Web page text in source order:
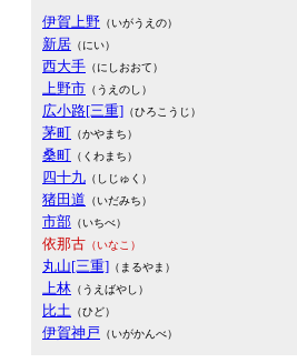
伊賀上野 （いがうえの）
新居 （にい）
西大手 （にしおおて）
上野市 （うえのし）
広小路[三重] （ひろこうじ）
茅町 （かやまち）
桑町 （くわまち）
四十九 （しじゅく）
猪田道 （いだみち）
市部 （いちべ）
依那古 （いなこ）
丸山[三重] （まるやま）
上林 （うえばやし）
比土 （ひど）
伊賀神戸 （いがかんべ）